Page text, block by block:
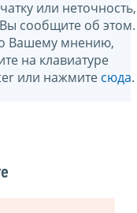
или неточность,
сообщите об этом.
Вашему мнению,
на клавиатуре
или нажмите сюда.